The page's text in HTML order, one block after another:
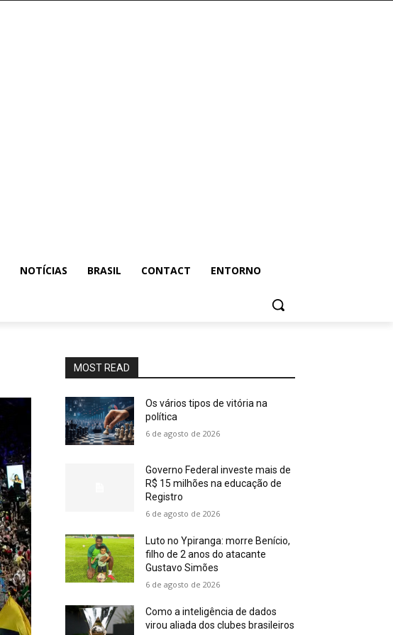
NOTÍCIAS BRASIL CONTACT ENTORNO
MOST READ
Os vários tipos de vitória na
política
6 de agosto de 2026
Governo Federal investe mais de
R$ 15 milhões na educação de
Registro
6 de agosto de 2026
Luto no Ypiranga: morre Benício,
filho de 2 anos do atacante
Gustavo Simões
6 de agosto de 2026
Como a inteligência de dados
virou aliada dos clubes brasileiros